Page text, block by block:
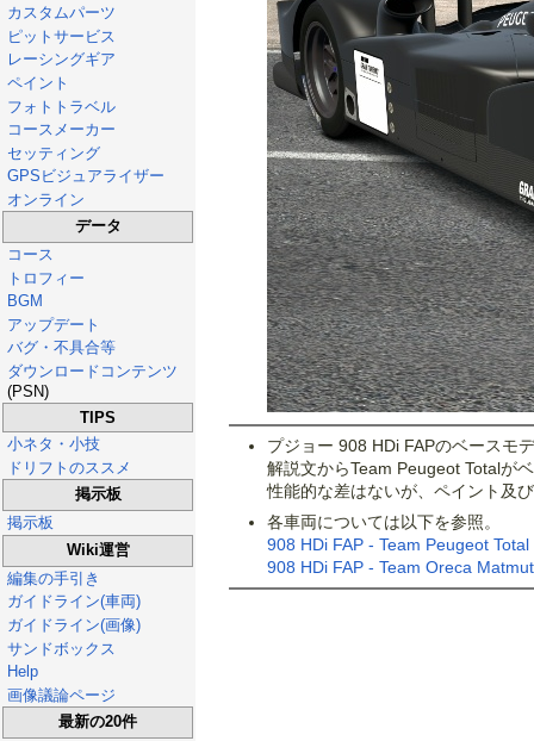
カスタムパーツ
ピットサービス
レーシングギア
ペイント
フォトトラベル
コースメーカー
セッティング
GPSビジュアライザー
オンライン
データ
コース
トロフィー
BGM
アップデート
バグ・不具合等
ダウンロードコンテンツ
(PSN)
TIPS
小ネタ・小技
ドリフトのススメ
掲示板
掲示板
Wiki運営
編集の手引き
ガイドライン(車両)
ガイドライン(画像)
サンドボックス
Help
画像議論ページ
最新の20件
プジョー 908 HDi FAPのベースモ
解説文からTeam Peugeot Totalが
性能的な差はないが、ペイント及
各車両については以下を参照。
908 HDi FAP - Team Peugeot Total
908 HDi FAP - Team Oreca